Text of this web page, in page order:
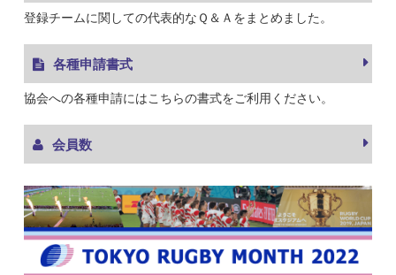
登録チームに関しての代表的なＱ＆Ａをまとめました。
各種申請書式
協会への各種申請にはこちらの書式をご利用ください。
会員数